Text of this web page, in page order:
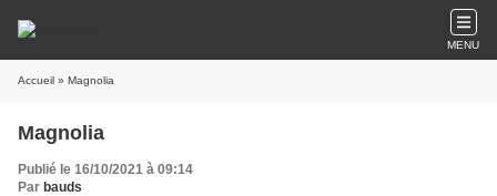
MENU
Accueil » Magnolia
Magnolia
Publié le 16/10/2021 à 09:14
Par bauds